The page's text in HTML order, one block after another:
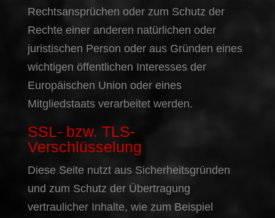
Rechtsansprüchen oder zum Schutz der
Rechte einer anderen natürlichen oder
juristischen Person oder aus Gründen eines
wichtigen öffentlichen Interesses der
Europäischen Union oder eines
Mitgliedstaats verarbeitet werden.
SSL- bzw. TLS-
Verschlüsselung
Diese Seite nutzt aus Sicherheitsgründen
und zum Schutz der Übertragung
vertraulicher Inhalte, wie zum Beispiel